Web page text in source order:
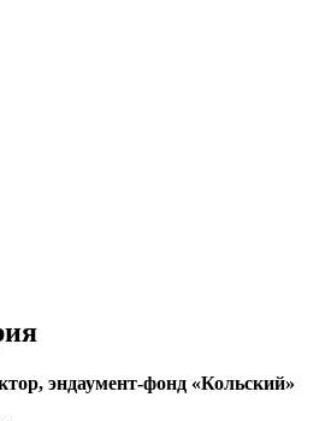
эндаумент-фонд «Кольский»